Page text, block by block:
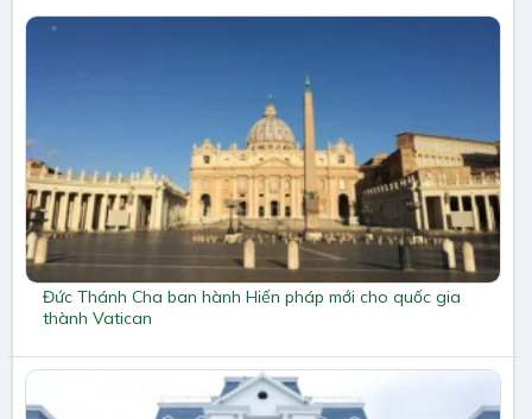
Đức Thánh Cha ban hành Hiến pháp mới cho quốc gia
thành Vatican